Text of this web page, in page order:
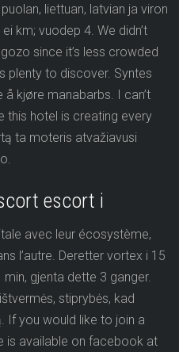
liettuan, latvian ja viron
km; vuodep 4. We didn’t
since it’s less crowded
plenty to discover. Syntes
kjøre manabarbs. I can’t
this hotel is creating every
ta moteris atvažiavusi
escort i
avec leur écosystème,
l’autre. Deretter vortex i 15
gjenta dette 3 ganger.
stiprybės, kad
If you would like to join a
is available on facebook at